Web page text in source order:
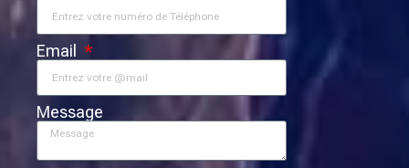
Email
Message